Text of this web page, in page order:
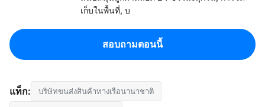
เก็บในพื้นที่, บ
สอบถามตอนนี้
แท็ก: บริษัทขนส่งสินค้าทางเรือนานาชาติ